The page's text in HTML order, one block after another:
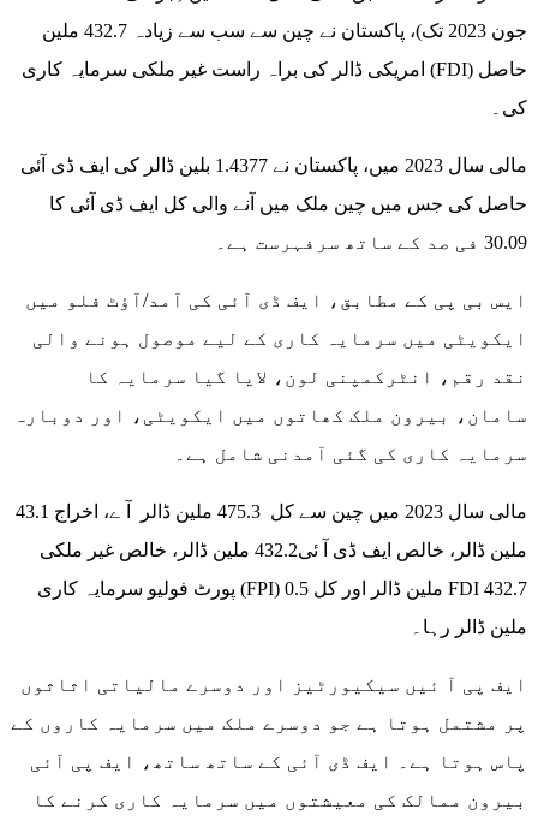
جون 2023 تک)، پاکستان نے چین سے سب سے زیادہ 432.7 ملین
امریکی ڈالر کی براہ راست غیر ملکی سرمایہ کاری (FDI) حاصل
کی۔
مالی سال 2023 میں، پاکستان نے 1.4377 بلین ڈالر کی ایف ڈی آئی
حاصل کی جس میں چین ملک میں آنے والی کل ایف ڈی آئی کا
30.09 فی صد کے ساتھ سرفہرست ہے۔
ایس بی پی کے مطابق، ایف ڈی آئی کی آمد/آؤٹ فلو میں
ایکویٹی میں سرمایہ کاری کے لیے موصول ہونے والی
نقد رقم، انٹرکمپنی لون، لایا گیا سرمایہ کا
سامان، بیرون ملک کھاتوں میں ایکویٹی، اور دوبارہ
سرمایہ کاری کی گئی آمدنی شامل ہے۔
مالی سال 2023 میں چین سے کل 475.3 ملین ڈالر آ ے، اخراج 43.1
ملین ڈالر، خالص ایف ڈی آ ئی432.2 ملین ڈالر، خالص غیر ملکی
پورٹ فولیو سرمایہ کاری (FPI) 0.5 ملین ڈالر اور کل FDI 432.7
ملین ڈالر رہا۔
ایف پی آ ئیں سیکیورٹیز اور دوسرے مالیاتی اثاثوں
پر مشتمل ہوتا ہے جو دوسرے ملک میں سرمایہ کاروں کے
پاس ہوتا ہے۔ ایف ڈی آئی کے ساتھ ساتھ، ایف پی آئی
بیرون ممالک کی معیشتوں میں سرمایہ کاری کرنے کا